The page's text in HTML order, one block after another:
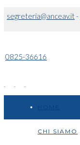
segreteria@anceav.it-
0825-36616
CHI SIAMO